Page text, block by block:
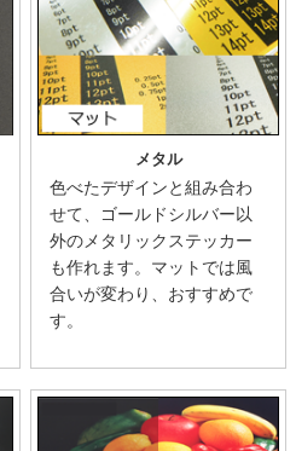
メタル
色べたデザインと組み合わ
せて、ゴールドシルバー以
外のメタリックステッカー
も作れます。マットでは風
合いが変わり、おすすめで
す。